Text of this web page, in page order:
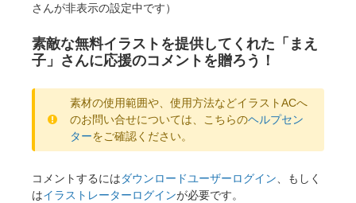
さんが非表示の設定中です）
素敵な無料イラストを提供してくれた「まえ
子」さんに応援のコメントを贈ろう！
素材の使用範囲や、使用方法などイラストACへ
のお問い合せについては、こちらのヘルプセン
ターをご確認ください。
コメントするにはダウンロードユーザーログイン 、もしく
はイラストレーターログインが必要です。